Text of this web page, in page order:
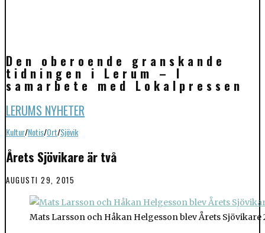
Den oberoende granskande
tidningen i Lerum – I
samarbete med Lokalpressen
LERUMS NYHETER
Kultur/Notis/Ort/Sjövik
Årets Sjövikare är två
AUGUSTI 29, 2015
Mats Larsson och Håkan Helgesson blev Årets Sjövikare